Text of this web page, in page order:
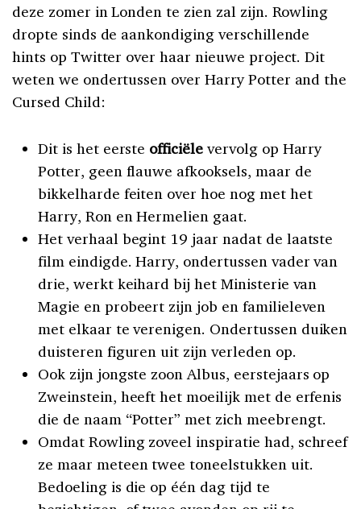
deze zomer in Londen te zien zal zijn. Rowling
dropte sinds de aankondiging verschillende
hints op Twitter over haar nieuwe project. Dit
weten we ondertussen over Harry Potter and the
Cursed Child:
Dit is het eerste officiële vervolg op Harry
Potter, geen flauwe afkooksels, maar de
bikkelharde feiten over hoe nog met het
Harry, Ron en Hermelien gaat.
Het verhaal begint 19 jaar nadat de laatste
film eindigde. Harry, ondertussen vader van
drie, werkt keihard bij het Ministerie van
Magie en probeert zijn job en familieleven
met elkaar te verenigen. Ondertussen duiken
duisteren figuren uit zijn verleden op.
Ook zijn jongste zoon Albus, eerstejaars op
Zweinstein, heeft het moeilijk met de erfenis
die de naam “Potter” met zich meebrengt.
Omdat Rowling zoveel inspiratie had, schreef
ze maar meteen twee toneelstukken uit.
Bedoeling is die op één dag tijd te